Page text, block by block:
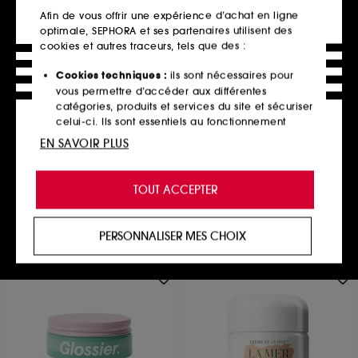
DR DENNIS GROSS
DermInfusions™
Soin Hydratant Lissant + Réparateur
32
75,00€
Ajouter au panier
Afin de vous offrir une expérience d’achat en ligne
optimale, SEPHORA et ses partenaires utilisent des
cookies et autres traceurs, tels que des :
Cookies techniques : ils sont nécessaires pour
vous permettre d’accéder aux différentes
catégories, produits et services du site et sécuriser
celui-ci. Ils sont essentiels au fonctionnement
technique du site et ne peuvent être désactivés.
de vous offrir une expérience enrichie et
personnalisée en vous recommandant des
produits, des services et des contenus qui
proposer des offres promotionnelles adaptées à
votre profil.
Cookies réseaux sociaux et publicité :
utilisés pour vous présenter du contenu susceptible
de vous plaire via des publicités, y compris sur des
sites tiers et sur les réseaux sociaux, sur la base
des pages que vous avez consultées, de votre
TOUT ACCEPTER
PERSONNALISER MES CHOIX
EN SAVOIR PLUS